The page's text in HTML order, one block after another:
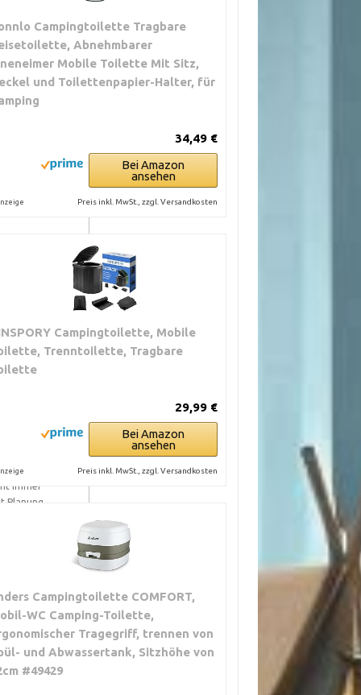
bei
werden.
oft zeitlich
immer
Planung.
Campingtoilette Tragbare
Abnehmbarer
Mobile Toilette Mit Sitz,
und Toilettenpapier-Halter, für
34,49 €
Bei Amazon
ansehen
Preis inkl. MwSt., zzgl. Versandkosten
Campingtoilette, Mobile
Trenntoilette, Tragbare
29,99 €
Bei Amazon
ansehen
Preis inkl. MwSt., zzgl. Versandkosten
Campingtoilette COMFORT,
WC Camping-Toilette,
Tragegriff, trennen von
und Abwassertank, Sitzhöhe von
#49429